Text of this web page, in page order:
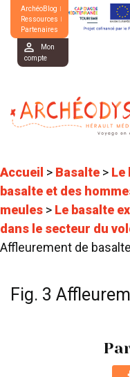
ArchéoBlog
Ressources
Partenaires
Mon
compte
Accueil > Basalte > Le
basalte et des
meules > Le basalte
dans le secteur du
Affleurement de
Fig. 3